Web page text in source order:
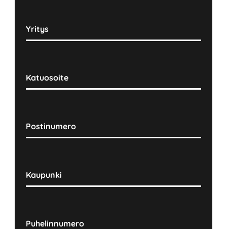
Yritys
Katuosoite
Postinumero
Kaupunki
Puhelinnumero